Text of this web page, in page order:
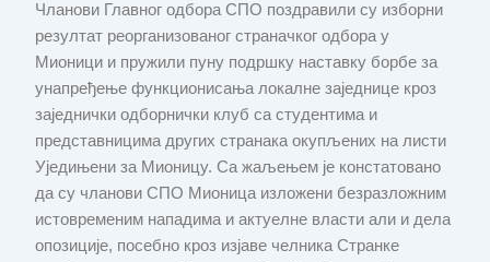
Чланови Главног одбора СПО поздравили су изборни
резултат реорганизованог страначког одбора у
Мионици и пружили пуну подршку наставку борбе за
унапређење функционисања локалне заједнице кроз
заједнички одборнички клуб са студентима и
представницима других странака окупљених на листи
Уједињени за Мионицу. Са жаљењем је констатовано
да су чланови СПО Мионица изложени безразложним
истовременим нападима и актуелне власти али и дела
опозиције, посебно кроз изјаве челника Странке